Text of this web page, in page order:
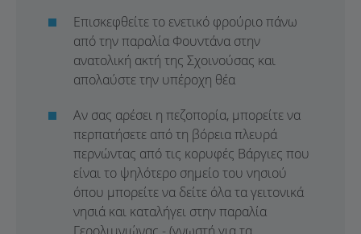
Επισκεφθείτε το ενετικό φρούριο πάνω
από την παραλία Φουντάνα στην
ανατολική ακτή της Σχοινούσας και
απολαύστε την υπέροχη θέα
Αν σας αρέσει η πεζοπορία, μπορείτε να
περπατήσετε από τη βόρεια πλευρά
περνώντας από τις κορυφές Βάργιες που
είναι το ψηλότερο σημείο του νησιού
όπου μπορείτε να δείτε όλα τα γειτονικά
νησιά και καταλήγει στην παραλία